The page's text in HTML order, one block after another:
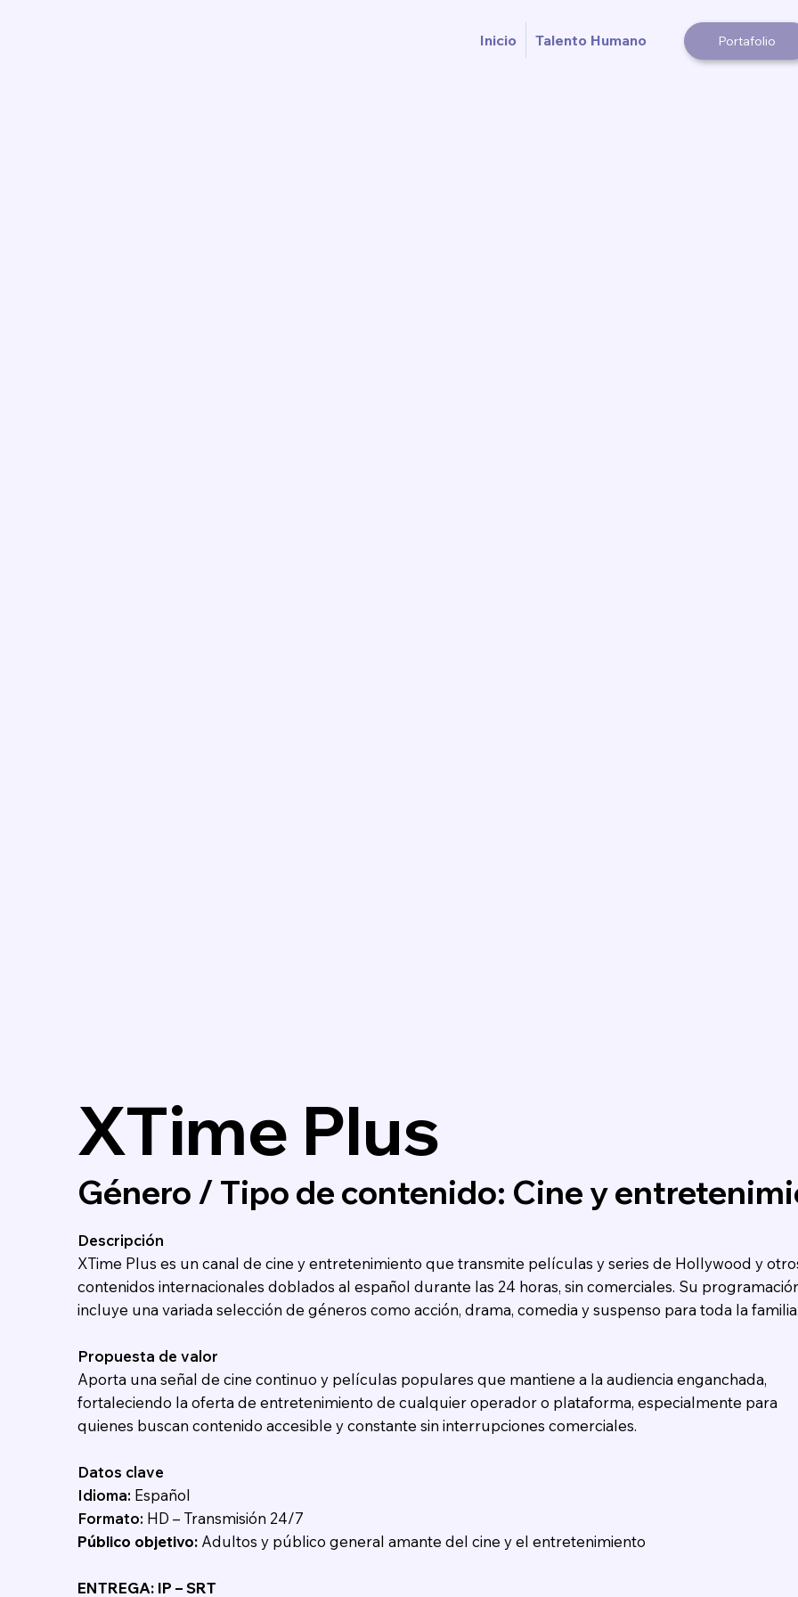
Inicio Talento Humano Portafolio
XTime Plus
Género / Tipo de contenido: Cine y
Descripción
XTime Plus es un canal de cine y entretenimiento que transmite películas y series de Hollywood y
contenidos internacionales doblados al español durante las 24 horas, sin comerciales. Su
incluye una variada selección de géneros como acción, drama, comedia y suspenso para toda la familia.
Propuesta de valor
Aporta una señal de cine continuo y películas populares que mantiene a la audiencia enganchada,
fortaleciendo la oferta de entretenimiento de cualquier operador o plataforma, especialmente para
quienes buscan contenido accesible y constante sin interrupciones comerciales.
Datos clave
Idioma: Español
Formato: HD – Transmisión 24/7
Público objetivo:Adultos y público general amante del cine y el entretenimiento
ENTREGA: IP – SRT